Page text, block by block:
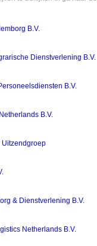
B.V.
Dienstverlening B.V.
B.V.
B.V.
Uitzendgroep
& Dienstverlening B.V.
Netherlands B.V.